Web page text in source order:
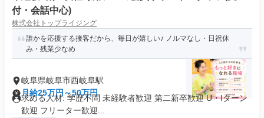
付・会話中心)
株式会社トップライジング
誰かを応援する接客だから、毎日が嬉しい♪ ノルマなし・日祝休
み・残業少なめ
岐阜県岐阜市西岐阜駅
月給25万円～50万円
求める人材: 学歴不問 未経験者歓迎 第二新卒歓迎 U・Iターン
歓迎 フリーター歓迎...